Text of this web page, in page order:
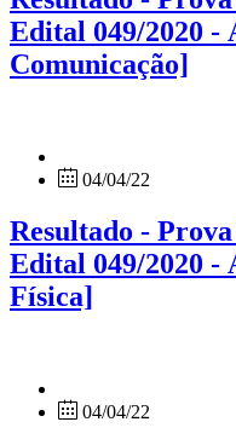
Edital 049/2020 -
Comunicação]
04/04/22
Resultado -
Edital 049/2020 -
Física]
04/04/22